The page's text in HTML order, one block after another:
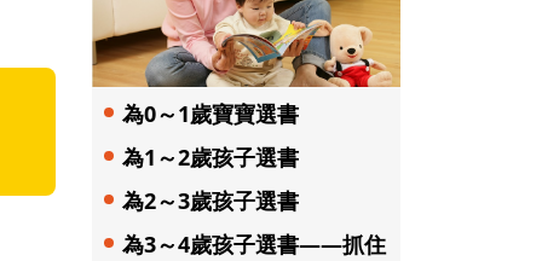
為0～1歲寶寶選書
為1～2歲孩子選書
為2～3歲孩子選書
為3～4歲孩子選書——抓住